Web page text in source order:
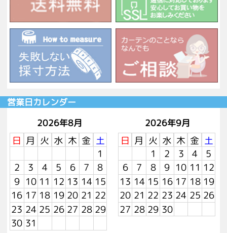
営業日カレンダー
2026年8月
日 月 火 水 木 金 土
1
2
3 4 5 6 7
8
9 10 11 12 13 14 15
16 17 18 19 20 21 22
23 24 25 26 27 28 29
30 31
2026年9月
日 月 火 水 木 金 土
1
2 3 4
5
6
7 8 9 10 11 12
13 14 15 16 17 18 19
20 21 22 23 24 25 26
27 28 29 30